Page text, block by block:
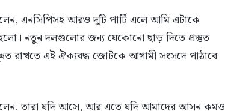
এনসিপিসহ আরও দুটি পার্টি এলে আমি এটাকে
নতুন দলগুলোর জন্য যেকোনো ছাড় দিতে প্রস্তুত
রাখতে এই ঐক্যবদ্ধ জোটকে আগামী সংসদে পাঠাবে
তারা যদি আসে, আর এতে যদি আমাদের আসন কমও